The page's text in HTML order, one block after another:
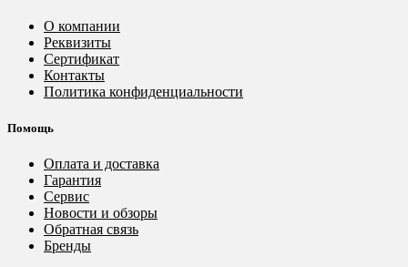
О компании
Реквизиты
Сертификат
Контакты
Политика конфиденциальности
Помощь
Оплата и доставка
Гарантия
Сервис
Новости и обзоры
Обратная связь
Бренды